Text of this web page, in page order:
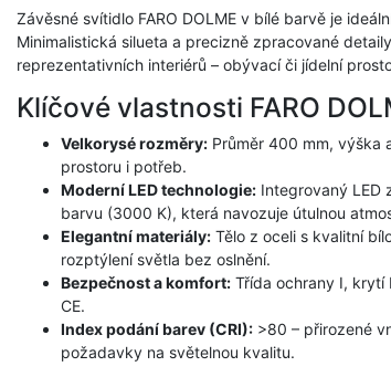
Závěsné svítidlo FARO DOLME v bílé barvě je
Minimalistická silueta a precizně zpracované
reprezentativních interiérů – obývací či jídelní
Klíčové vlastnosti FARO
Velkorysé rozměry: Průměr 400 mm, výška
prostoru i potřeb.
Moderní LED technologie: Integrovaný LED
barvu (3000 K), která navozuje útulnou
Elegantní materiály: Tělo z oceli s kvalitní
rozptýlení světla bez oslnění.
Bezpečnost a komfort: Třída ochrany I, krytí
CE.
Index podání barev (CRI): >80 – přirozené
požadavky na světelnou kvalitu.